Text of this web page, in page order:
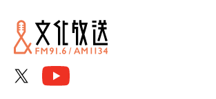
2024年04月